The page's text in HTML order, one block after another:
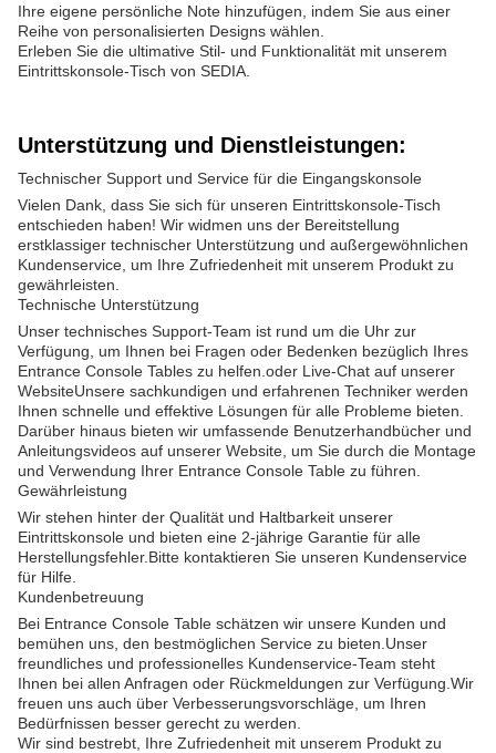
Ihre eigene persönliche Note hinzufügen, indem Sie aus einer
Reihe von personalisierten Designs wählen.
Erleben Sie die ultimative Stil- und Funktionalität mit unserem
Eintrittskonsole-Tisch von SEDIA.
Unterstützung und Dienstleistungen:
Technischer Support und Service für die Eingangskonsole
Vielen Dank, dass Sie sich für unseren Eintrittskonsole-Tisch
entschieden haben! Wir widmen uns der Bereitstellung
erstklassiger technischer Unterstützung und außergewöhnlichen
Kundenservice, um Ihre Zufriedenheit mit unserem Produkt zu
gewährleisten.
Technische Unterstützung
Unser technisches Support-Team ist rund um die Uhr zur
Verfügung, um Ihnen bei Fragen oder Bedenken bezüglich Ihres
Entrance Console Tables zu helfen.oder Live-Chat auf unserer
WebsiteUnsere sachkundigen und erfahrenen Techniker werden
Ihnen schnelle und effektive Lösungen für alle Probleme bieten.
Darüber hinaus bieten wir umfassende Benutzerhandbücher und
Anleitungsvideos auf unserer Website, um Sie durch die Montage
und Verwendung Ihrer Entrance Console Table zu führen.
Gewährleistung
Wir stehen hinter der Qualität und Haltbarkeit unserer
Eintrittskonsole und bieten eine 2-jährige Garantie für alle
Herstellungsfehler.Bitte kontaktieren Sie unseren Kundenservice
für Hilfe.
Kundenbetreuung
Bei Entrance Console Table schätzen wir unsere Kunden und
bemühen uns, den bestmöglichen Service zu bieten.Unser
freundliches und professionelles Kundenservice-Team steht
Ihnen bei allen Anfragen oder Rückmeldungen zur Verfügung.Wir
freuen uns auch über Verbesserungsvorschläge, um Ihren
Bedürfnissen besser gerecht zu werden.
Wir sind bestrebt, Ihre Zufriedenheit mit unserem Produkt zu